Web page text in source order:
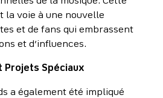
la voie à une nouvelle
et de fans qui embrassent
et d’influences.
Projets Spéciaux
a également été impliqué